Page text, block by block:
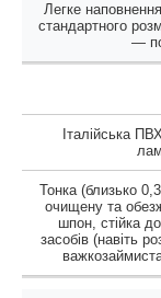
Легке
стандартного
—
Італійська
Тонка (близько
очищену та
шпон, стійка
засобів (навіть